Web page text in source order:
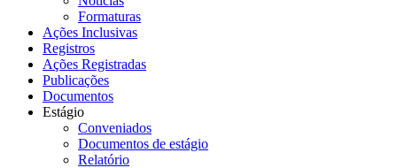
Formaturas
Ações Inclusivas
Registros
Ações Registradas
Publicações
Documentos
Estágio
Conveniados
Documentos de estágio
Relatório